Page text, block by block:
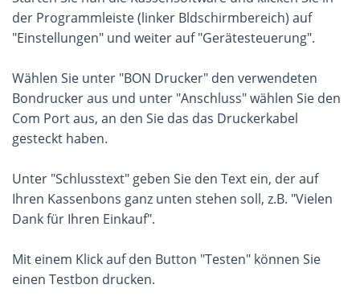
der Programmleiste (linker Bldschirmbereich) auf
"Einstellungen" und weiter auf "Gerätesteuerung".
Wählen Sie unter "BON Drucker" den verwendeten
Bondrucker aus und unter "Anschluss" wählen Sie den
Com Port aus, an den Sie das das Druckerkabel
gesteckt haben.
Unter "Schlusstext" geben Sie den Text ein, der auf
Ihren Kassenbons ganz unten stehen soll, z.B. "Vielen
Dank für Ihren Einkauf".
Mit einem Klick auf den Button "Testen" können Sie
einen Testbon drucken.